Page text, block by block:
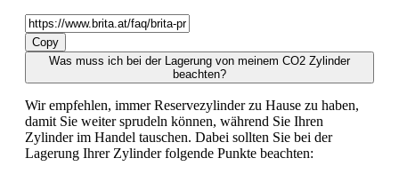
Copy
Was muss ich bei der Lagerung von meinem CO2 Zylinder
beachten?
Wir empfehlen, immer Reservezylinder zu Hause zu haben,
damit Sie weiter sprudeln können, während Sie Ihren
Zylinder im Handel tauschen. Dabei sollten Sie bei der
Lagerung Ihrer Zylinder folgende Punkte beachten: